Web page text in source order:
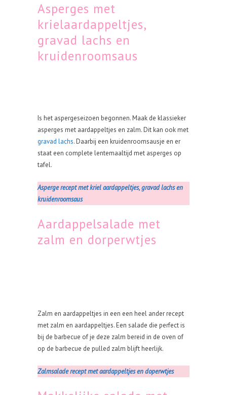
Asperges met
krielaardappeltjes,
gravad lachs en
kruidenroomsaus
Is het aspergeseizoen begonnen. Maak de klassieker
asperges met aardappeltjes en zalm. Dit kan ook met
gravad lachs. Daarbij een kruidenroomsausje en er
staat een complete lentemaaltijd met asperges op
tafel.
Asperge recept met kriel aardappeltjes, gravad lachs en
kruidenroomsaus
Aardappelsalade met
zalm en dorperwtjes
Zalm en aardappeltjes in een een heel ander recept
met zalm en aardappeltjes. Een salade die perfect is
bij de barbecue of je deze zalm bereid in de oven of
op de barbecue de pulled zalm blijft heerlijk.
Zalmsalade recept met aardappeltjes en doperwtjes